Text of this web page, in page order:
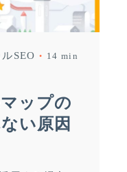
SEO
14 min
マップの
い原因